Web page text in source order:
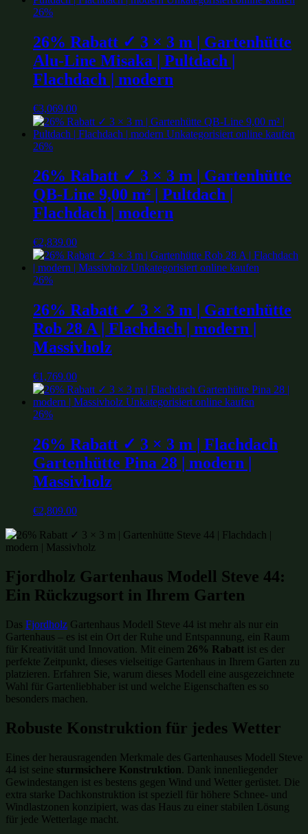
26%
26% Rabatt ✓ 3 × 3 m | Gartenhütte
Alu-Line Misaka | Pultdach |
Flachdach | modern
€3,069.00
26%
26% Rabatt ✓ 3 × 3 m | Gartenhütte
QB-Line 9,00 m² | Pultdach |
Flachdach | modern
€2,839.00
26%
26% Rabatt ✓ 3 × 3 m | Gartenhütte
Rob 28 A | Flachdach | modern |
Massivholz
€1,769.00
26%
26% Rabatt ✓ 3 × 3 m | Flachdach
Gartenhütte Pina 28 | modern |
Massivholz
€2,809.00
Fjordholz Gartenhaus Modell Steve 44:
Ein Rückzugsort in Ihrem Garten
Das Fjordholz Gartenhaus Modell Steve 44 ist mehr als nur ein
Gartenhaus – es ist ein Ort der Ruhe und Entspannung, ein Raum
für Kreativität und Innovation. Mit einem 26% Rabatt ist es der
perfekte Zeitpunkt, dieses vielseitige Gartenhaus in Ihrem Garten zu
platzieren. Erfahren Sie, warum dieses Modell eine ausgezeichnete
Wahl für Gartenliebhaber ist und welche Eigenschaften es so
besonders machen.
Robuste Konstruktion für jedes Wetter
Eines der herausragenden Merkmale des Gartenhauses Modell Steve
44 ist seine sturmsichere Konstruktion. Dank innenliegender
Gewindestangen ist es bestens gegen Wind und Wetter gerüstet. Die
extra starke Dachkonstruktion ist speziell für höhere Schnee- und
Windlastzonen konzipiert, was das Haus zu einer stabilen Lösung
für jede Wetterlage macht.